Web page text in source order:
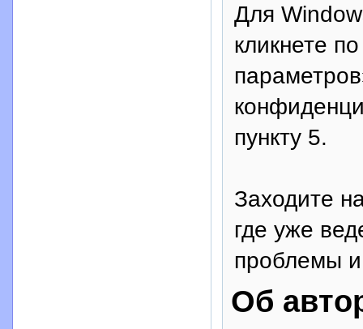
Для
кликнете
пункту 5.
Заходите
где уже
проблемы и
Об